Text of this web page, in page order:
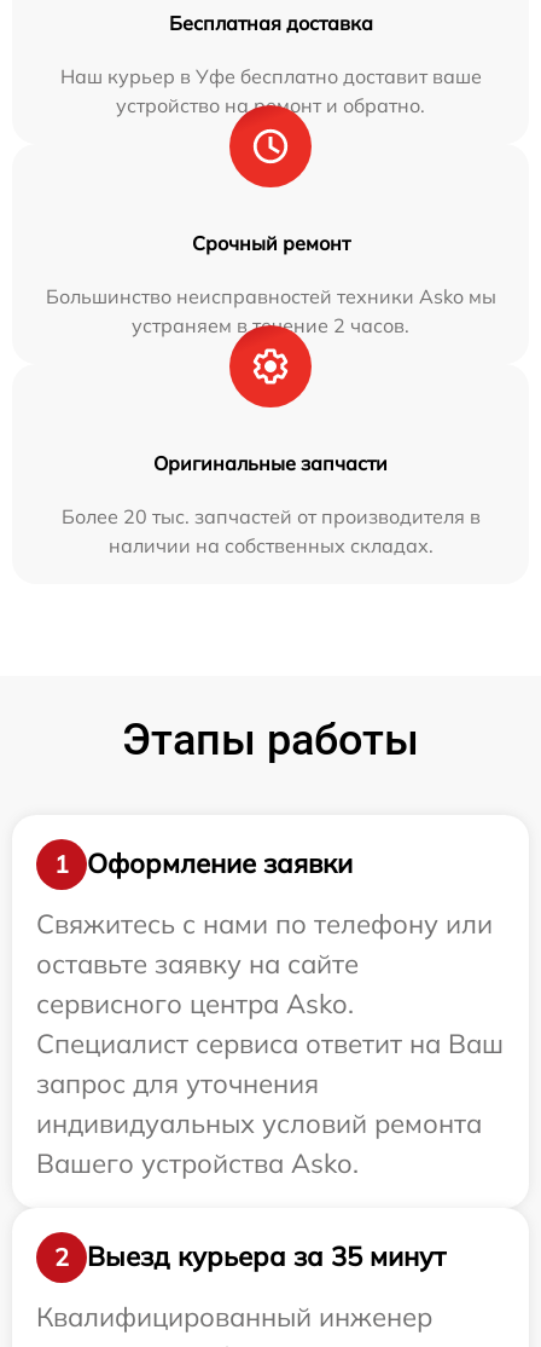
Бесплатная доставка
Наш курьер в Уфе бесплатно доставит ваше
устройство на ремонт и обратно.
Срочный ремонт
Большинство неисправностей техники Asko мы
устраняем в течение 2 часов.
Оригинальные запчасти
Более 20 тыс. запчастей от производителя в
наличии на собственных складах.
Этапы работы
1
Оформление заявки
Свяжитесь с нами по телефону или
оставьте заявку на сайте
сервисного центра Asko.
Специалист сервиса ответит на Ваш
запрос для уточнения
индивидуальных условий ремонта
Вашего устройства Asko.
2
Выезд курьера за 35 минут
Квалифицированный инженер